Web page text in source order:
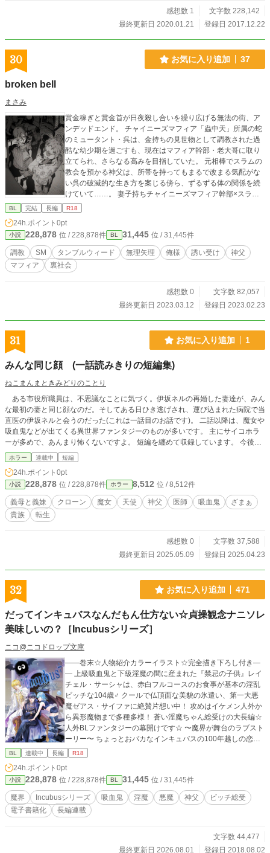
感想数 1
文字数 228,142
最終更新日 2020.01.21
登録日 2017.12.22
30 お気に入り追加 37
broken bell
まさみ
賞金稼ぎと賞金首が日夜殺し合いを繰り広げる無法の街、ア
ンデッドエンド。 チャイニーズマフィア「蟲中天」所属の蛇
のミュータント・呉は、金持ちの見世物として調教された過
酷な幼少期を過ごすも、現在はマフィア幹部・老大哥に取り
立てられ、さらなる高みを目指していた。 元相棒でスラムの
教会を預かる神父は、所帯を持ってもまるで改まる気配がな
い呉の破滅的な生き方を案じる傍ら、ずるずる体の関係を続
けていて……。 妻子持ちチャイニーズマフィア幹部×スラム
の教会の神父、元バディ腐れ縁セフレカップルのBL。 暴力残
ィア/セフレ/バディ/トラウマ/攻めリバ/妻子持ち/バイオレン
ス） まさみの創作BL小説「タンブルウィード」外伝、呉×神
父のカップリング中心の過去編です。 これだけでも読めま
す。 後日劉視点のエピローグを追加するかもしれません。そ
の際はSNSやここで告知します。 2023/3/12 エピローグ追
BL 完結 長編 R18
24h.ポイント 0pt
小説 228,878 位 / 228,878件 BL 31,445 位 / 31,445件
調教 SM タンブルウィード 無理矢理 俺様 誘い受け
神父
マフィア
裏社会
感想数 0
文字数 82,057
最終更新日 2023.03.12
登録日 2023.02.23
31 お気に入り追加 1
みんな同じ顔 (一話読みきりの短編集)
ねこまんまときみどりのことり
ある市役所職員は、不思議なことに気づく。伊坂ネルの再婚した妻達が、みん
な最初の妻と同じ顔なのだ。そしてある日ひき逃げされ、運び込まれた病院で当
直医の伊坂ネルと会うのだった(これは一話目のお話です)。 二話以降は、魔女や
吸血鬼などが出てくる異世界ファンタジーのものが多いです。 主にサイコホラ
ーが多めで、あんまり怖くないですよ。 短編を纏めて収録しています。 今後も
少しずつ、短編を載せていきます。 一度読んだお話がある方は、ごめんなさ
い。短編はこちらに纏めました。 (小説家になろうさん、カクヨムさんにも一部
にも載せています)
ホラー 連載中 短編
24h.ポイント 0pt
小説 228,878 位 / 228,878件 ホラー 8,512 位 / 8,512件
義母と義妹 クローン 魔女 天使 神父 医師 吸血鬼
ざまぁ
貴族
転生
感想数 0
文字数 37,588
最終更新日 2025.05.09
登録日 2025.04.23
32 お気に入り追加 471
‪だってインキュバスなんだもん仕方ない☆貞操観念ナニソレ
美味しいの？［Incubusシリーズ］
ニコ@ニコドロップ文庫
――巻末☆人物紹介カラーイラスト☆完全描き下ろし付き―
― 上級吸血鬼と下級淫魔の間に産まれた『禁忌の子供』レイ
チェル・サーシャは、赤白フルコースのお食事が基本の淫乱
ビッチな104歳♂ クールで仏頂面な美貌の氷遣い、第一大悪
魔ゼアス・サイファに絶賛片想い中！ 攻めはイケメン人外か
ら異形魔物まで多種多様！ 蒼い淫魔ちゃん総受けの大長編☆
人外BLファンタジーの幕開けです☆ 〜魔界が舞台のラブスト
ーリー〜 ちょっとおバカなインキュバスの100年越しの恋の
行方は⋯⋯!? 三人称一視点です。 表紙イラスト／NEO ZONE
ざいます♡《お気に入り》感謝!! ニコ@000025NikO ◆◇◆
皆様の応援のおかげで電子書籍化しました！ 試し読みできま
す♡ よろしくお願いします！ ‪((´๑•ω•๑))｡ο♡｡ο♡
BL 連載中 長編 R18
24h.ポイント 0pt
小説 228,878 位 / 228,878件 BL 31,445 位 / 31,445件
魔界 Incubusシリーズ 吸血鬼 淫魔 悪魔 神父
ビッチ総受
電子書籍化
長編連載
文字数 44,477
最終更新日 2026.08.01
登録日 2018.08.02